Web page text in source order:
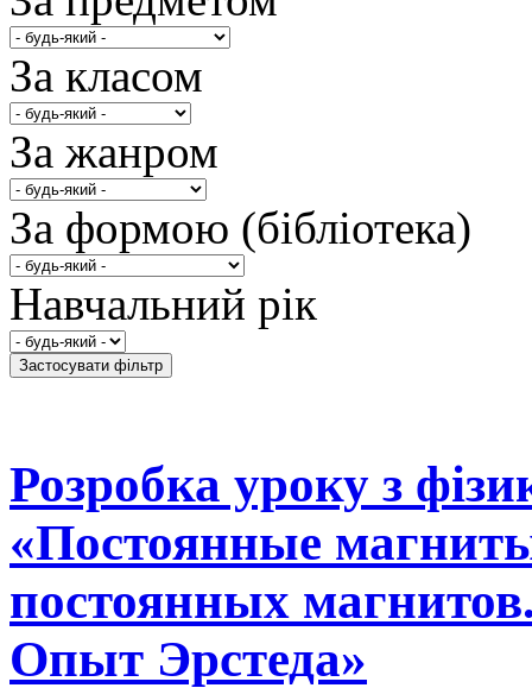
За класом
За жанром
За формою (бібліотека)
Навчальний рік
Розробка уроку з
«Постоянные
постоянных
Опыт Эрстеда»